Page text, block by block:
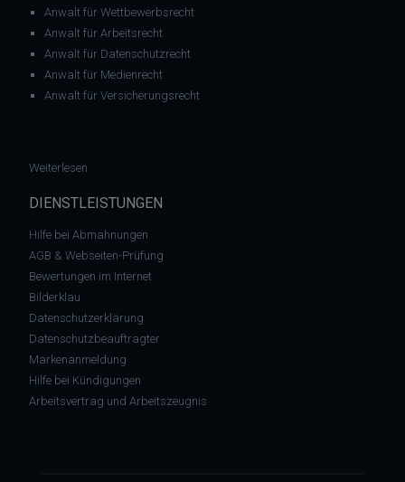
Anwalt für Wettbewerbsrecht
Anwalt für Arbeitsrecht
Anwalt für Datenschutzrecht
Anwalt für Medienrecht
Anwalt für Versicherungsrecht
Weiterlesen
DIENSTLEISTUNGEN
Hilfe bei Abmahnungen
AGB & Webseiten-Prüfung
Bewertungen im Internet
Bilderklau
Datenschutzerklärung
Datenschutzbeauftragter
Markenanmeldung
Hilfe bei Kündigungen
Arbeitsvertrag und Arbeitszeugnis